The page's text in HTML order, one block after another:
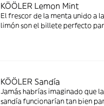
KÖÖLER Lemon Mint
El frescor de la menta unido a
limón son el billete perfecto
KÖÖLER Sandía
Jamás habrías imaginado que
sandía funcionarían tan bien